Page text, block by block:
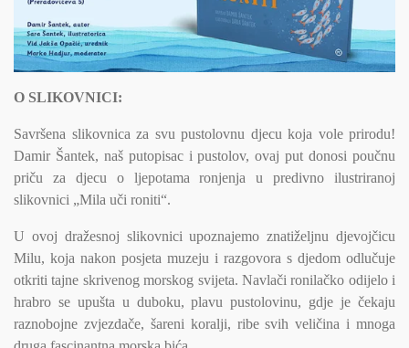
O SLIKOVNICI:
Savršena slikovnica za svu pustolovnu djecu koja vole prirodu!
Damir Šantek, naš putopisac i pustolov, ovaj put donosi poučnu
priču za djecu o ljepotama ronjenja u predivno ilustriranoj
slikovnici „Mila uči roniti“.
U ovoj dražesnoj slikovnici upoznajemo znatiželjnu djevojčicu
Milu, koja nakon posjeta muzeju i razgovora s djedom odlučuje
otkriti tajne skrivenog morskog svijeta. Navlači ronilačko odijelo i
hrabro se upušta u duboku, plavu pustolovinu, gdje je čekaju
raznobojne zvjezdače, šareni koralji, ribe svih veličina i mnoga